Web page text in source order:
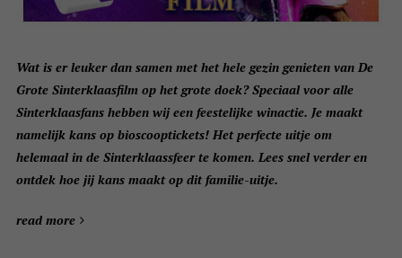
Wat is er leuker dan samen met het hele gezin genieten van De
Grote Sinterklaasfilm op het grote doek? Speciaal voor alle
Sinterklaasfans hebben wij een feestelijke winactie. Je maakt
namelijk kans op bioscooptickets! Het perfecte uitje om
helemaal in de Sinterklaassfeer te komen. Lees snel verder en
ontdek hoe jij kans maakt op dit familie-uitje.
read more